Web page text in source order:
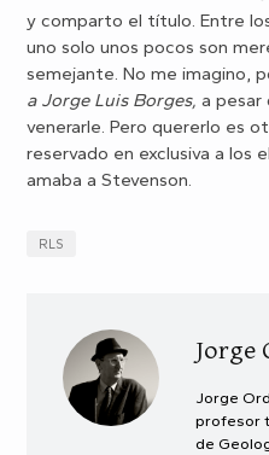
y comparto el título. Entre
uno solo unos pocos son
semejante. No me imagino,
a Jorge Luis Borges,a pesar
venerarle. Pero quererlo es
reservado en exclusiva a los
amaba a Stevenson.
RLS
Jorge
Jorge
profesor
de